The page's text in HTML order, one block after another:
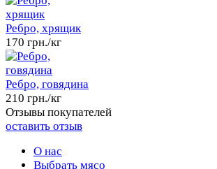
Ребро, хрящик
170 грн./кг
Ребро, говядина
210 грн./кг
Отзывы покупателей
оставить отзыв
О нас
Выбрать мясо